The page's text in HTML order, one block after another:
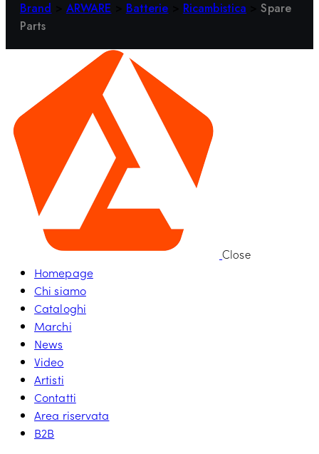
Brand ARWARE Batterie Ricambistica
Spare
Parts
Close
Homepage
Chi siamo
Cataloghi
Marchi
News
Video
Artisti
Contatti
Area riservata
B2B